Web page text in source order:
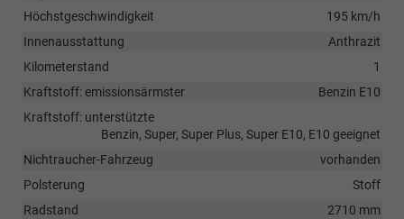
Höchstgeschwindigkeit
195 km/h
Innenausstattung
Anthrazit
Kilometerstand
1
Kraftstoff: emissionsärmster
Benzin E10
Kraftstoff: unterstützte
Benzin, Super, Super Plus, Super E10, E10 geeignet
Nichtraucher-Fahrzeug
vorhanden
Polsterung
Stoff
Radstand
2710 mm